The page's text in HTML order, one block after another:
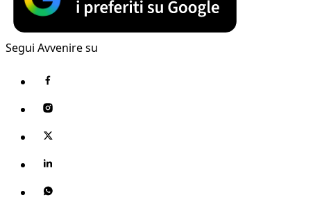
Segui Avvenire su